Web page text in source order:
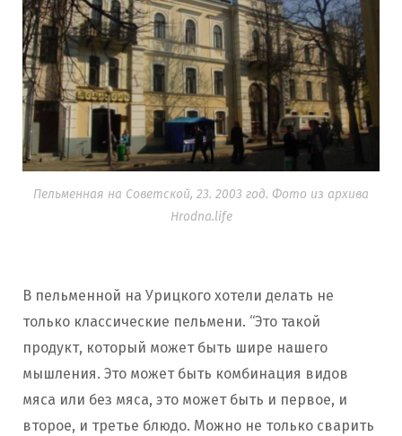
Пельменная на Советской, 23. 2003 год. Фото из архива
Hrodna.life
В пельменной на Урицкого хотели делать не
только классические пельмени. “Это такой
продукт, который может быть шире нашего
мышления. Это может быть комбинация видов
мяса или без мяса, это может быть и первое, и
второе, и третье блюдо. Можно не только сварить